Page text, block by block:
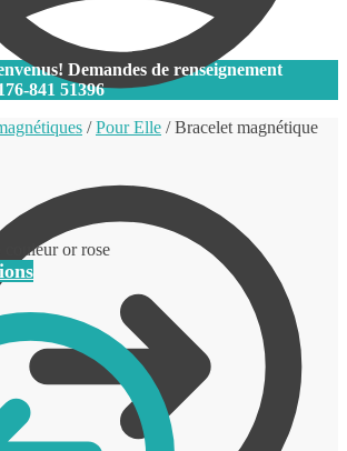
Demandes de renseignement
841 51396
/Pour Elle /Bracelet magnétique
couleur or rose